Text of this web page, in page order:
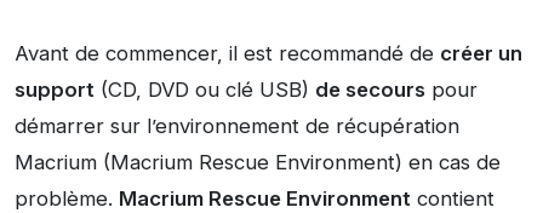
Avant de commencer, il est recommandé de créer un
support (CD, DVD ou clé USB) de secours pour
démarrer sur l’environnement de récupération
Macrium (Macrium Rescue Environment) en cas de
problème. Macrium Rescue Environment contient